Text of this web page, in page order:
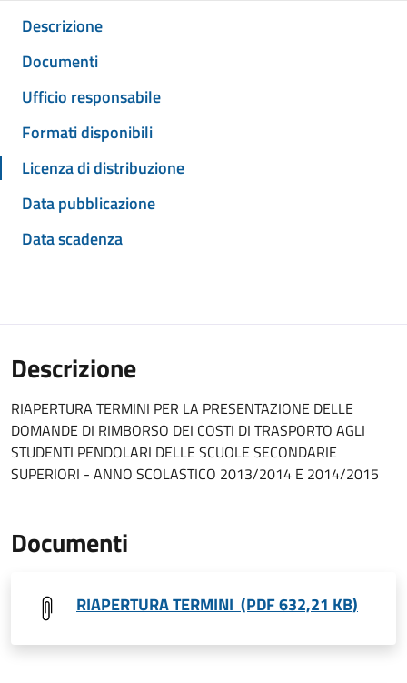
Descrizione
Documenti
Ufficio responsabile
Formati disponibili
Licenza di distribuzione
Data pubblicazione
Data scadenza
Descrizione
RIAPERTURA TERMINI PER LA PRESENTAZIONE DELLE
DOMANDE DI RIMBORSO DEI COSTI DI TRASPORTO AGLI
STUDENTI PENDOLARI DELLE SCUOLE SECONDARIE
SUPERIORI - ANNO SCOLASTICO 2013/2014 E 2014/2015
Documenti
RIAPERTURA TERMINI (PDF 632,21 KB)